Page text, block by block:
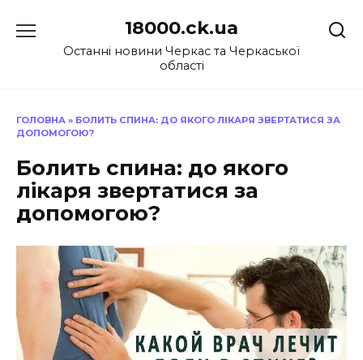
до
18000.ck.ua
Останні новини Черкас та Черкаської
області
ГОЛОВНА » БОЛИТЬ СПИНА: ДО ЯКОГО ЛІКАРЯ ЗВЕРТАТИСЯ ЗА
ДОПОМОГОЮ?
Болить спина: до якого
лікаря звертатися за
допомогою?